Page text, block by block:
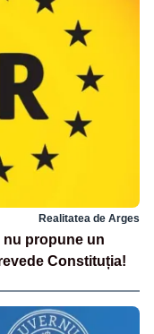
Realitatea de Arges
nu propune un
Constituția!